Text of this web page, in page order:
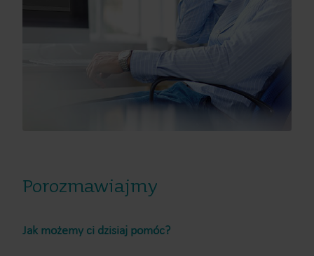
Porozmawiajmy
Jak możemy ci dzisiaj pomóc?